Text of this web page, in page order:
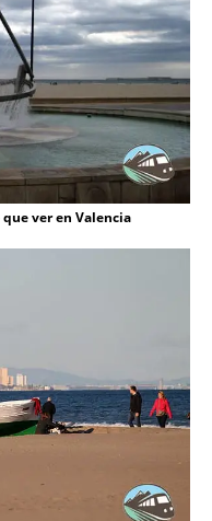
ver en Valencia